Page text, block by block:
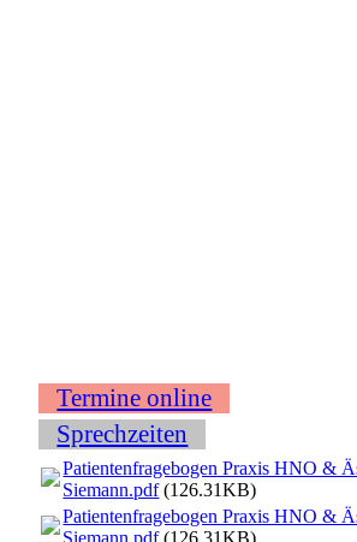
Termine online
Sprechzeiten
Patientenfragebogen Praxis HNO &
Siemann.pdf(126.31KB)
Patientenfragebogen Praxis HNO &
Siemann.pdf(126.31KB)